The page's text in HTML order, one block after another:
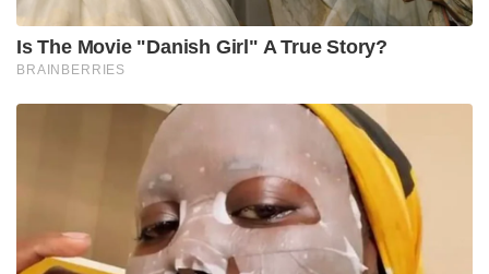
Is The Movie "Danish Girl" A True Story?
BRAINBERRIES